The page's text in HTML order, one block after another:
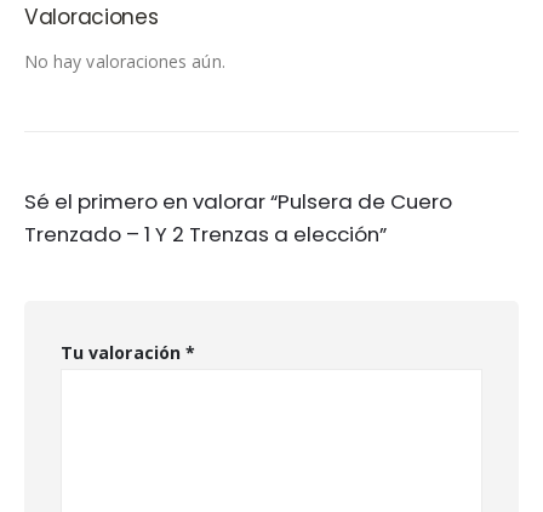
Valoraciones
No hay valoraciones aún.
Sé el primero en valorar “Pulsera de Cuero
Trenzado – 1 Y 2 Trenzas a elección”
Tu valoración *